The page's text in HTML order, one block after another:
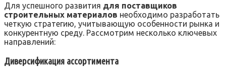
Для успешного развития для поставщиков
строительных материалов необходимо разработать
четкую стратегию, учитывающую особенности рынка и
конкурентную среду. Рассмотрим несколько ключевых
направлений:
Диверсификация ассортимента